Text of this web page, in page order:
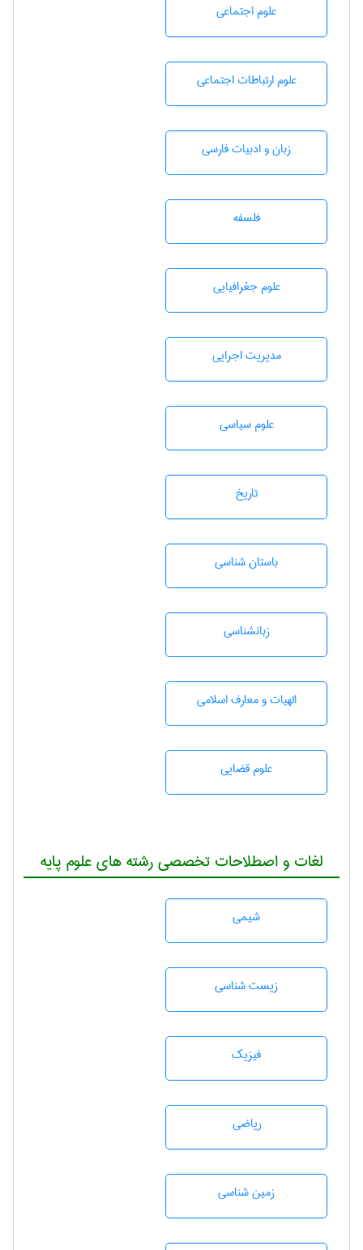
علوم اجتماعی
علوم ارتباطات اجتماعی
زبان و ادبيات فارسی
فلسفه
علوم جغرافيايی
مديريت اجرايی
علوم سياسی
تاريخ
باستان شناسی
زبانشناسی
الهیات و معارف اسلامی
علوم قضایی
لغات و اصطلاحات تخصصی رشته های علوم پایه
شيمی
زيست شناسی
فیزیک
رياضی
زمين شناسی